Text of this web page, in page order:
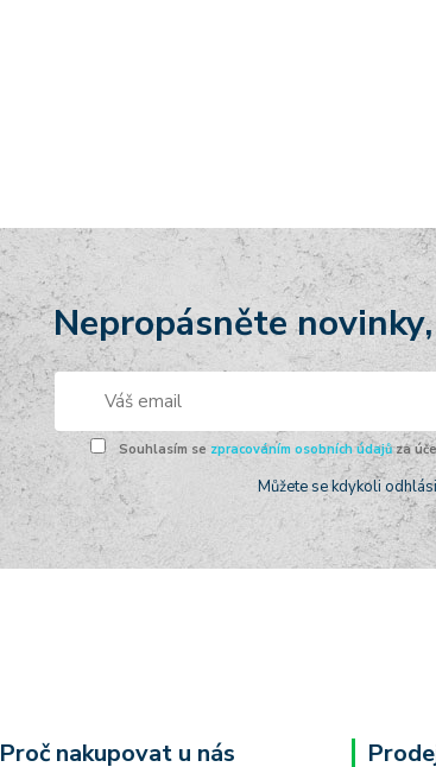
Nepropásněte
Souhlasím se zpracováním osobních údajůza
Můžete se kdykoli
Proč nakupovat u nás